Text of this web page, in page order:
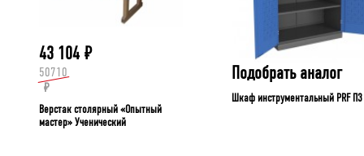
43 104 ₽
50710
₽
Верстак столярный «Опытный
мастер» Ученический
Подобрать аналог
Шкаф инструментальный PRF П3